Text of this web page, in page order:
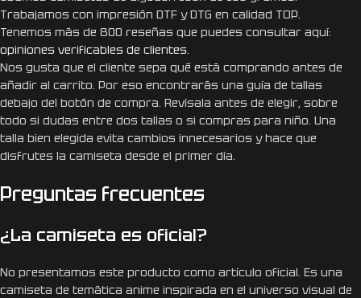
Trabajamos con impresión DTF y DTG en calidad TOP.
Tenemos más de 800 reseñas que puedes consultar aquí:
opiniones verificables de clientes.
Nos gusta que el cliente sepa qué está comprando antes de
añadir al carrito. Por eso encontrarás una guía de tallas
debajo del botón de compra. Revísala antes de elegir, sobre
todo si dudas entre dos tallas o si compras para niño. Una
talla bien elegida evita cambios innecesarios y hace que
disfrutes la camiseta desde el primer día.
Preguntas frecuentes
¿La camiseta es oficial?
No presentamos este producto como artículo oficial. Es una
camiseta de temática anime inspirada en el universo visual de